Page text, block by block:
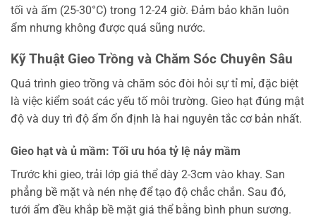
tối và ấm (25-30°C) trong 12-24 giờ. Đảm bảo khăn luôn
ẩm nhưng không được quá sũng nước.
Kỹ Thuật Gieo Trồng và Chăm Sóc Chuyên Sâu
Quá trình gieo trồng và chăm sóc đòi hỏi sự tỉ mỉ, đặc biệt
là việc kiểm soát các yếu tố môi trường. Gieo hạt đúng mật
độ và duy trì độ ẩm ổn định là hai nguyên tắc cơ bản nhất.
Gieo hạt và ủ mầm: Tối ưu hóa tỷ lệ nảy mầm
Trước khi gieo, trải lớp giá thể dày 2-3cm vào khay. San
phẳng bề mặt và nén nhẹ để tạo độ chắc chắn. Sau đó,
tưới ẩm đều khắp bề mặt giá thể bằng bình phun sương.